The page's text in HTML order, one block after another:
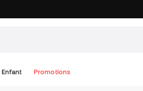
Enfant Promotions